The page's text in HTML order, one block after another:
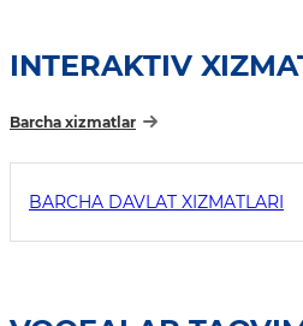
INTERAKTIV
Barcha xizmatlar
BARCHA DAVLAT XIZMATLARI